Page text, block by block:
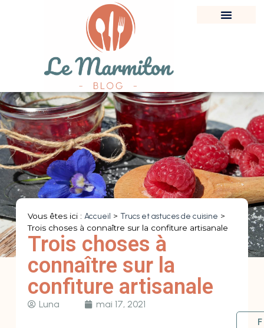
Vous êtes ici : Accueil > Trucs et astuces de cuisine >
Trois choses à connaître sur la confiture artisanale
Trois choses à
connaître sur la
confiture artisanale
Luna mai 17, 2021
F